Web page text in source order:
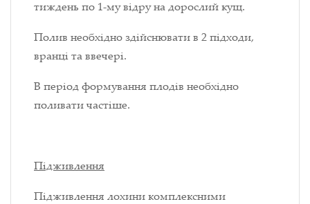
тиждень по 1-му відру на дорослий кущ.
Полив необхідно здійснювати в 2 підходи,
вранці та ввечері.
В період формування плодів необхідно
поливати частіше.
Підживлення
Підживлення лохини комплексними